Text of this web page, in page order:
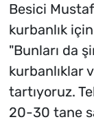
Besici
kurbanlık
"Bunları da
kurbanlıklar
tartıyoruz.
20-30 tane